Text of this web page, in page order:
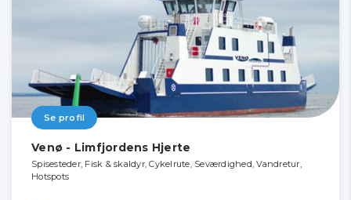
Se profil
Venø - Limfjordens Hjerte
Spisesteder, Fisk & skaldyr, Cykelrute, Seværdighed, Vandretur,
Hotspots